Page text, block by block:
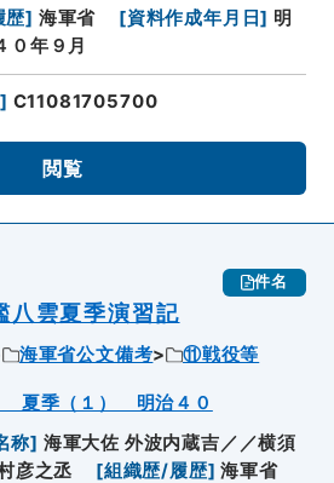
歴] 海軍省 [資料作成年月日] 明
０年９月
] C11081705700
閲覧
件名
雲夏季演習記
海軍省公文備考
⑪戦役等
夏季（１） 明治４０
称] 海軍大佐 外波内蔵吉／／横須
彦之丞
[組織歴/履歴] 海軍省